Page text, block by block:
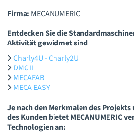
Firma: MECANUMERIC
Entdecken Sie die
Aktivität gewidmet sind
Charly4U - Charly2U
DMC II
MECAFAB
MECA EASY
Je nach den Merkmalen des
des Kunden bietet MECANUMERIC
Technologien an: